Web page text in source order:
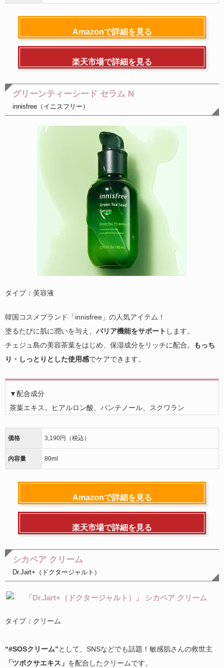
Amazonで詳細を見る
楽天市場で詳細を見る
グリーンティーシード セラム N
innisfree（イニスフリー）
タイプ：美容液
韓国コスメブランド「innisfree」の人気アイテム！
塗るたびに肌に潤いを与え、 バリア機能をサポート します。
チェジュ島の美容茶葉をはじめ、保湿成分をリッチに配合。
もっち
り・しっとりとした使用感でケアできます。
▼配合成分
茶葉エキス。ヒアルロン酸、パンテノール、スクワラン
価格 3,190円（税込）
内容量 80ml
Amazonで詳細を見る
楽天市場で詳細を見る
シカペア クリーム
Dr.Jart+（ドクタージャルト）
タイプ：クリーム
“#SOSクリーム”として、SNSなどでも話題！敏感肌さんの救世主
「ツボクサエキス」 を配合したクリームです。